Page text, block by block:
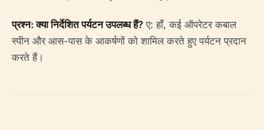
प्रश्न: क्या निर्देशित पर्यटन उपलब्ध हैं? ए: हाँ, कई ऑपरेटर कबाल
स्पीन और आस-पास के आकर्षणों को शामिल करते हुए पर्यटन प्रदान
करते हैं।